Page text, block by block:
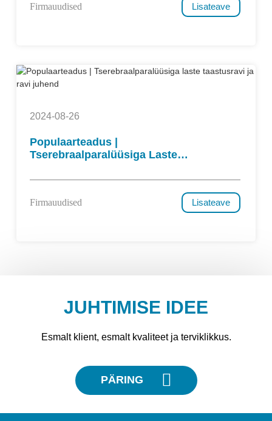
Firmauudised Lisateave
2024-08-26
Populaarteadus |
Tserebraalparalüüsiga Laste
Firmauudised Lisateave
JUHTIMISE IDEE
Esmalt klient, esmalt kvaliteet ja terviklikkus.
PÄRING